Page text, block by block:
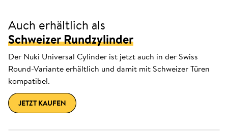
Auch erhältlich als
Schweizer Rundzylinder
Der Nuki Universal Cylinder ist jetzt auch in der Swiss
Round-Variante erhältlich und damit mit Schweizer Türen
kompatibel.
JETZT KAUFEN